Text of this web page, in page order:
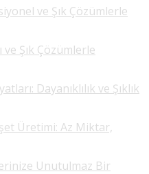
ve Şık Çözümlerle
ve Şık Çözümlerle
Dayanıklılık ve Şıklık
Üretimi: Az Miktar,
Unutulmaz Bir